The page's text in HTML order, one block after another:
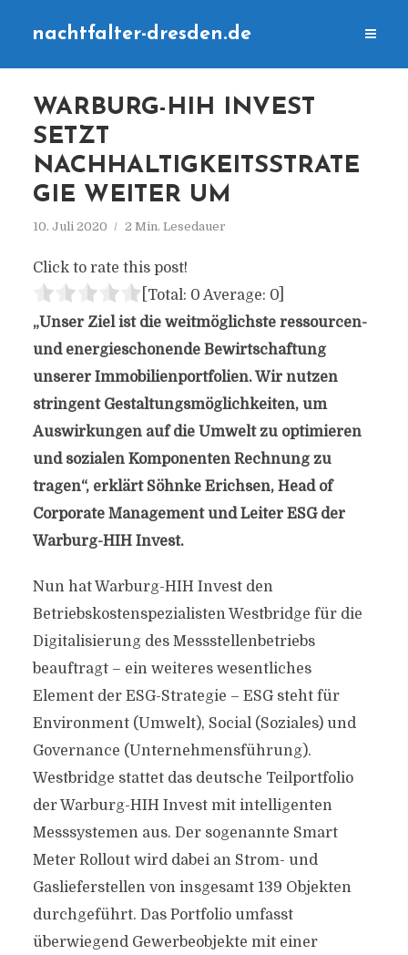
nachtfalter-dresden.de
WARBURG-HIH INVEST
SETZT
NACHHALTIGKEITSSTRATE
GIE WEITER UM
10. Juli 2020 2 Min. Lesedauer
Click to rate this post!
[Total: 0 Average: 0]
„Unser Ziel ist die weitmöglichste ressourcen-
und energieschonende Bewirtschaftung
unserer Immobilienportfolien. Wir nutzen
stringent Gestaltungsmöglichkeiten, um
Auswirkungen auf die Umwelt zu optimieren
und sozialen Komponenten Rechnung zu
tragen“, erklärt Söhnke Erichsen, Head of
Corporate Management und Leiter ESG der
Warburg-HIH Invest.
Nun hat Warburg-HIH Invest den
Betriebskostenspezialisten Westbridge für die
Digitalisierung des Messstellenbetriebs
beauftragt – ein weiteres wesentliches
Element der ESG-Strategie – ESG steht für
Environment (Umwelt), Social (Soziales) und
Governance (Unternehmensführung).
Westbridge stattet das deutsche Teilportfolio
der Warburg-HIH Invest mit intelligenten
Messsystemen aus. Der sogenannte Smart
Meter Rollout wird dabei an Strom- und
Gaslieferstellen von insgesamt 139 Objekten
durchgeführt. Das Portfolio umfasst
überwiegend Gewerbeobjekte mit einer